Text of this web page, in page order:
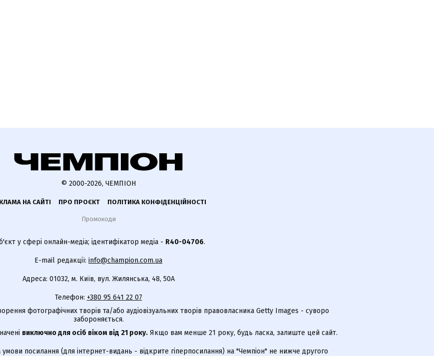
© 2000-2026, ЧЕМПІОН
НА САЙТІ ПРО ПРОЄКТ ПОЛІТИКА КОНФІДЕНЦІЙНОСТІ
Промокоди
у сфері онлайн-медіа; ідентифікатор медіа - R40-04706.
E-mail редакції: info@champion.com.ua
Адреса: 01032, м. Київ, вул. Жилянська, 48, 50А
Телефон: +380 95 641 22 07
фотографічних творів та/або аудіовізуальних творів правовласника Getty Images - суворо
забороняється.
виключно для осіб віком від 21 року. Якщо вам менше 21 року, будь ласка, залиште цей сайт.
посилання (для інтернет-видань - відкрите гіперпосилання) на "Чемпіон" не нижче другого